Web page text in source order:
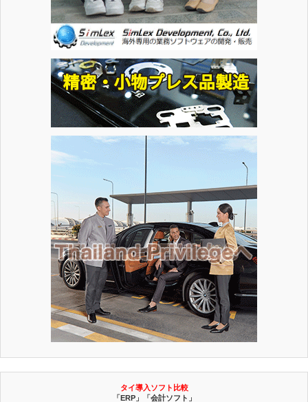
タイ導入ソフト比較
「ERP」「会計ソフト」